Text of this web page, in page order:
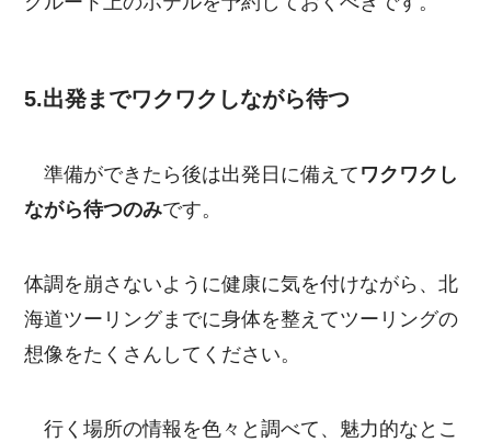
5.出発までワクワクしながら待つ
準備ができたら後は出発日に備えて ワクワクし
ながら待つのみです。
体調を崩さないように健康に気を付けながら、北
海道ツーリングまでに身体を整えてツーリングの
想像をたくさんしてください。
行く場所の情報を色々と調べて、魅力的なとこ